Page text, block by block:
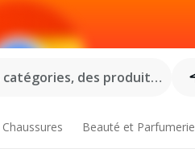
des produits...
Beauté et Parfumerie